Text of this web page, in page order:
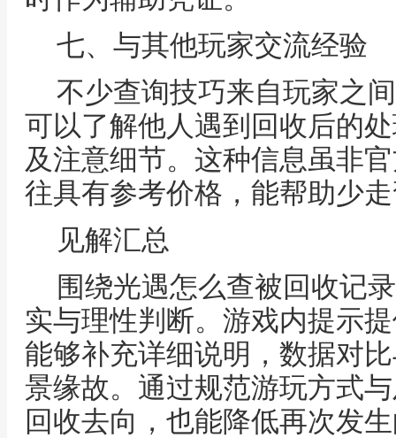
七、与其他玩家交流经验
不少查询技巧来自玩家之
可以了解他人遇到回收后的
及注意细节。这种信息虽非
往具有参考价格，能帮助少
见解汇总
围绕光遇怎么查被回收记
实与理性判断。游戏内提示
能够补充详细说明，数据对
景缘故。通过规范游玩方式
回收去向，也能降低再次发